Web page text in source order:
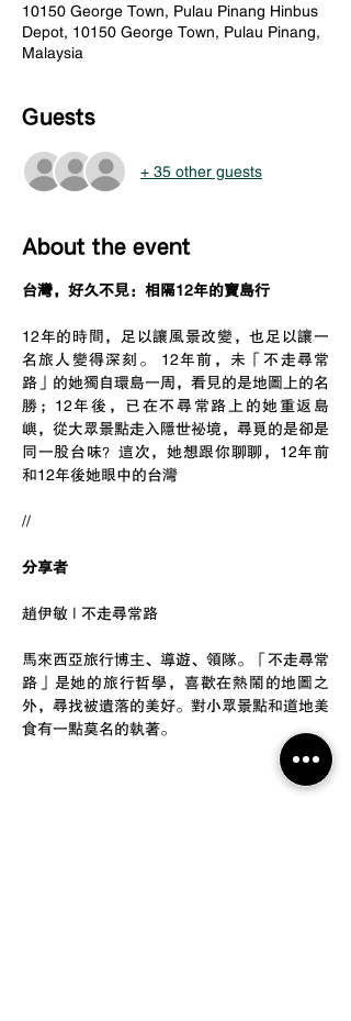
10150 George Town, Pulau Pinang Hinbus
Depot, 10150 George Town, Pulau Pinang,
Malaysia
Guests
+ 35 other guests
About the event
台灣，好久不見：相隔12年的寶島行
12年的時間，足以讓風景改變，也足以讓一
名旅人變得深刻。 12年前，未「不走尋常
路」的她獨自環島一周，看見的是地圖上的名
勝；12年後，已在不尋常路上的她重返島
嶼，從大眾景點走入隱世祕境，尋覓的是卻是
同一股台味？這次，她想跟你聊聊，12年前
和12年後她眼中的台灣
//
分享者
趙伊敏 | 不走尋常路
馬來西亞旅行博主、導遊、領隊。「不走尋常
路」是她的旅行哲學，喜歡在熱鬧的地圖之
外，尋找被遺落的美好。對小眾景點和道地美
食有一點莫名的執著。